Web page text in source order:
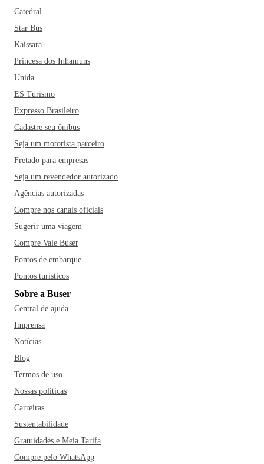
Catedral
Star Bus
Kaissara
Princesa dos Inhamuns
Unida
ES Turismo
Expresso Brasileiro
Cadastre seu ônibus
Seja um motorista parceiro
Fretado para empresas
Seja um revendedor autorizado
Agências autorizadas
Compre nos canais oficiais
Sugerir uma viagem
Compre Vale Buser
Pontos de embarque
Pontos turísticos
Sobre a Buser
Central de ajuda
Imprensa
Notícias
Blog
Termos de uso
Nossas políticas
Carreiras
Sustentabilidade
Gratuidades e Meia Tarifa
Compre pelo WhatsApp